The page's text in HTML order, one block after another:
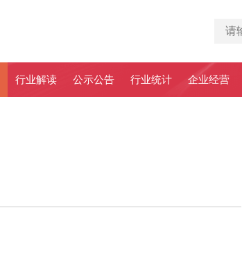
行业解读 公示公告 行业统计 企业经营